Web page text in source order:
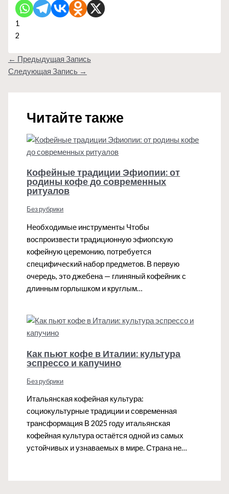
1
2
← Предыдущая Запись
Следующая Запись →
Читайте также
Кофейные традиции Эфиопии: от
родины кофе до современных
ритуалов
Без рубрики
Необходимые инструменты Чтобы
воспроизвести традиционную эфиопскую
кофейную церемонию, потребуется
специфический набор предметов. В первую
очередь, это джебена — глиняный кофейник с
длинным горлышком и круглым…
Как пьют кофе в Италии: культура
эспрессо и капучино
Без рубрики
Итальянская кофейная культура:
социокультурные традиции и современная
трансформация В 2025 году итальянская
кофейная культура остаётся одной из самых
устойчивых и узнаваемых в мире. Страна не…